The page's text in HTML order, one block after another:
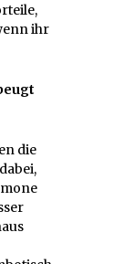
ihr
die